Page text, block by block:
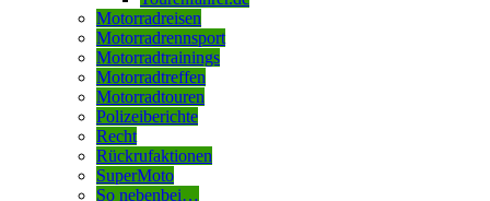
Motorradreisen
Motorradrennsport
Motorradtrainings
Motorradtreffen
Motorradtouren
Polizeiberichte
Recht
Rückrufaktionen
SuperMoto
So nebenbei…